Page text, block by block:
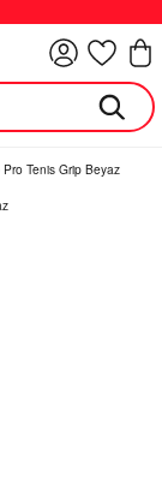
Tenis Grip Beyaz